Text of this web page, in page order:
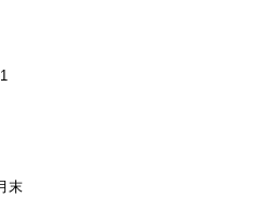
末